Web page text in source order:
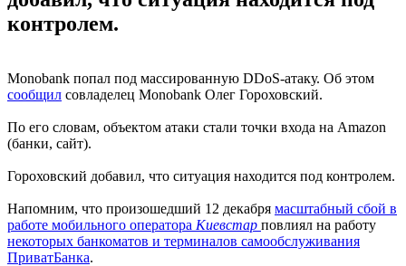
контролем.
Monobank попал под массированную DDoS-атаку. Об этом
сообщил совладелец Monobank Олег Гороховский.
По его словам, объектом атаки стали точки входа на Amazon
(банки, сайт).
Гороховский добавил, что ситуация находится под контролем.
Напомним, что произошедший 12 декабря масштабный сбой в
работе мобильного оператора Киевстар повлиял на работу
некоторых банкоматов и терминалов самообслуживания
ПриватБанка.